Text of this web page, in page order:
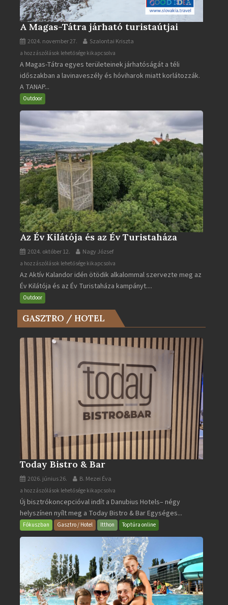
A Magas-Tátra járható turistaútjai
2024. november 27. Szalontai Kriszta
A
Magas-
Tátra
járható
turistaútjai
a hozzászólások lehetősége kikapcsolva
A Magas-Tátra egyes területeinek járhatóságát a téli
időszakban a lavinaveszély és hóviharok miatt korlátozzák.
A TANAP...
Outdoor
Az Év Kilátója és az Év Turistaháza
2024. október 12. Nagy József
Az
Év
Kilátója
és
az
Év
bejegyzéshez
a hozzászólások lehetősége kikapcsolva
Az Aktív Kalandor idén ötödik alkalommal szervezte meg az
Év Kilátója és az Év Turistaháza kampányt....
Outdoor
GASZTRO / HOTEL
Today Bistro & Bar
2026. június 26. B. Mezei Éva
Today
Bistro
&
Bar
bejegyzéshez
a hozzászólások lehetősége kikapcsolva
Új bisztrókoncepcióval indít a Danubius Hotels– négy
helyszínen nyílt meg a Today Bistro & Bar Egységes...
Fókuszban Gasztro / Hotel Itthon Toptúra online